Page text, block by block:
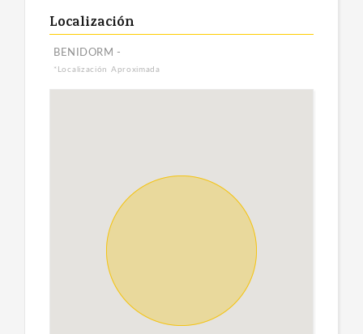
Localización
BENIDORM -
*Localización Aproximada